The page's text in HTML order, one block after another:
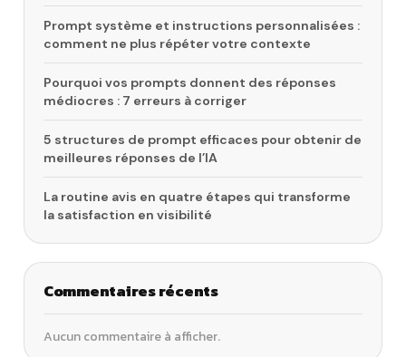
Prompt système et instructions personnalisées :
comment ne plus répéter votre contexte
Pourquoi vos prompts donnent des réponses
médiocres : 7 erreurs à corriger
5 structures de prompt efficaces pour obtenir de
meilleures réponses de l’IA
La routine avis en quatre étapes qui transforme
la satisfaction en visibilité
Commentaires récents
Aucun commentaire à afficher.